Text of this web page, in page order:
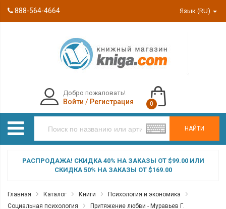
888-564-4664 Язык (RU)
НАЙТИ
Добро пожаловать!
Войти / Регистрация 0
РАСПРОДАЖА! СКИДКА 40% НА ЗАКАЗЫ ОТ $99.00 ИЛИ
СКИДКА 50% НА ЗАКАЗЫ ОТ $169.00
Главная Каталог Книги
Психология и экономика
Социальная психология
Притяжение любви - Муравьев Г.